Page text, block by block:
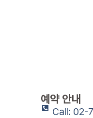
예약 안내
Call: 02-